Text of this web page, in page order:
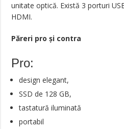
unitate optică. Există 3 porturi
HDMI.
Păreri pro şi contra
Pro:
design elegant,
SSD de 128 GB,
tastatură iluminată
portabil